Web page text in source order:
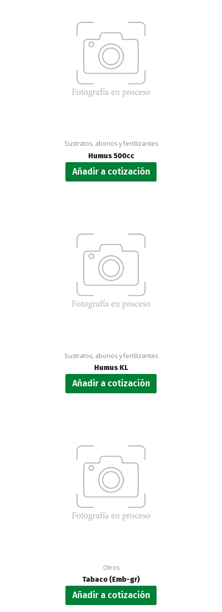
Sustratos, abonos y fertilizantes
Humus 500cc
Añadir a cotización
Sustratos, abonos y fertilizantes
Humus KL
Añadir a cotización
Otros
Tabaco (Emb-gr)
Añadir a cotización